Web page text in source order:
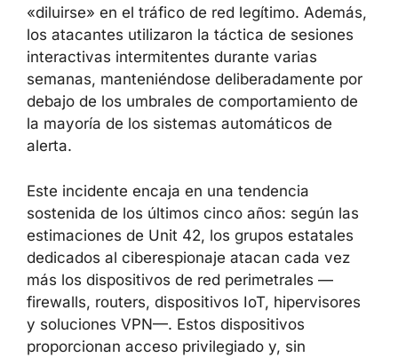
No obstante, el perfil táctico del ataque
merece atención. Como señalan los
investigadores de Unit 42, los atacantes
apostaron por herramientas de código abierto
en lugar de malware propietario. Este enfoque
minimiza la detección basada en firmas y les
Además, los atacantes utilizaron la táctica de
sesiones interactivas intermitentes durante
varias semanas, manteniéndose
deliberadamente por debajo de los umbrales
de comportamiento de la mayoría de los
sistemas automáticos de alerta.
Este incidente encaja en una tendencia